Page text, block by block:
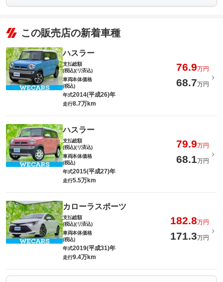
この販売店の新着車種
ハスラー
支払総額
(税込)(リ済込)
76.9万円
車両本体価格
(税込)
68.7万円
年式2014(平成26)年
走行8.7万km
ハスラー
支払総額
(税込)(リ済込)
79.9万円
車両本体価格
(税込)
68.1万円
年式2015(平成27)年
走行5.5万km
カローラスポーツ
支払総額
(税込)(リ済込)
182.8万円
車両本体価格
(税込)
171.3万円
年式2019(平成31)年
走行9.4万km